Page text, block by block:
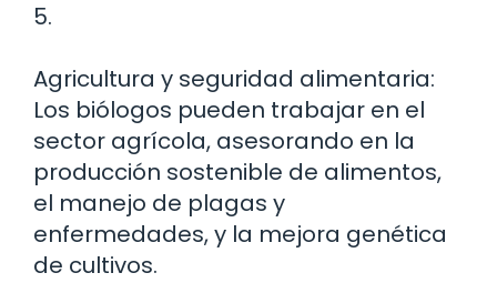
5.
Agricultura y seguridad alimentaria:
Los biólogos pueden trabajar en el
sector agrícola, asesorando en la
producción sostenible de alimentos,
el manejo de plagas y
enfermedades, y la mejora genética
de cultivos.